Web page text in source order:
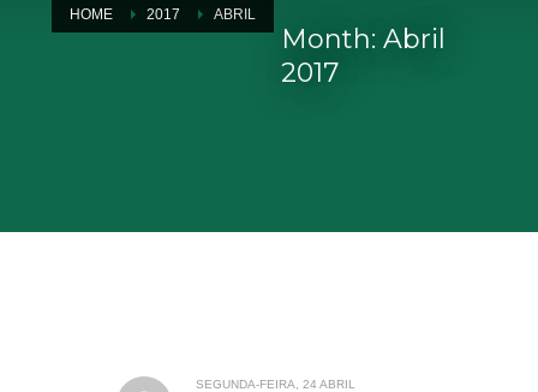
HOME 2017 ABRIL
Month: Abril
2017
SEGUNDA-FEIRA, 24 ABRIL